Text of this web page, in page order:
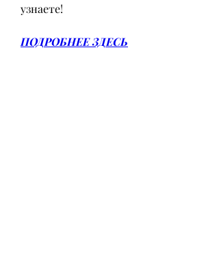
узнаете!
ПОДРОБНЕЕ ЗДЕСЬ